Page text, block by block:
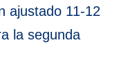
ajustado 11-12
la segunda